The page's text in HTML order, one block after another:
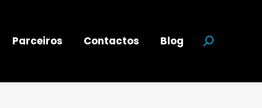
Parceiros Contactos Blog Search: